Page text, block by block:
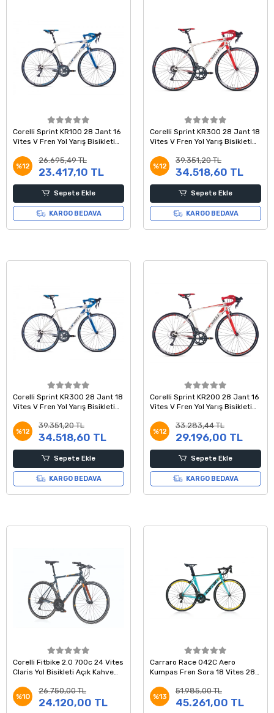
Corelli Sprint KR100 28 Jant 16
Vites V Fren Yol Yarış Bisikleti
%12
26.695,49 TL
23.417,10 TL
Sepete Ekle
KARGO BEDAVA
Corelli Sprint KR300 28 Jant 18
Vites V Fren Yol Yarış Bisikleti
%12
39.351,20 TL
34.518,60 TL
Sepete Ekle
KARGO BEDAVA
Corelli Sprint KR300 28 Jant 18
Vites V Fren Yol Yarış Bisikleti
%12
39.351,20 TL
34.518,60 TL
Sepete Ekle
KARGO BEDAVA
Corelli Sprint KR200 28 Jant 16
Vites V Fren Yol Yarış Bisikleti
%12
33.283,44 TL
29.196,00 TL
Sepete Ekle
KARGO BEDAVA
Corelli Fitbike 2.0 700c 24 Vites
Claris Yol Bisikleti Açık Kahve
%10
26.750,00 TL
24.120,00 TL
Carraro Race 042C Aero
Kumpas Fren Sora 18 Vites 28
Siyah 54 Kadro
%13
51.985,00 TL
45.261,00 TL